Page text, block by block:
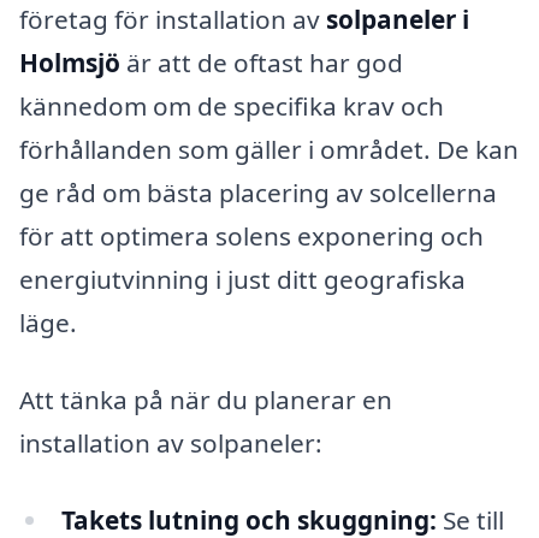
företag för installation av solpaneler i
Holmsjö är att de oftast har god
kännedom om de specifika krav och
förhållanden som gäller i området. De kan
ge råd om bästa placering av solcellerna
för att optimera solens exponering och
energiutvinning i just ditt geografiska
läge.
Att tänka på när du planerar en
installation av solpaneler:
Takets lutning och skuggning: Se till